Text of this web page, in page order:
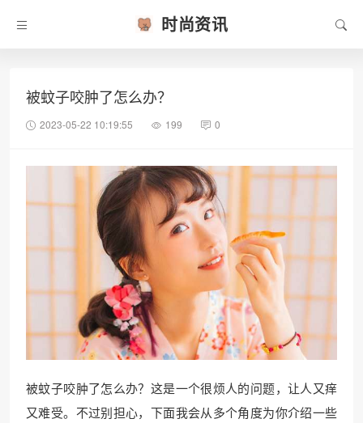
时尚资讯
被蚊子咬肿了怎么办？
2023-05-22 10:19:55 199 0
被蚊子咬肿了怎么办？这是一个很烦人的问题，让人又痒
又难受。不过别担心，下面我会从多个角度为你介绍一些